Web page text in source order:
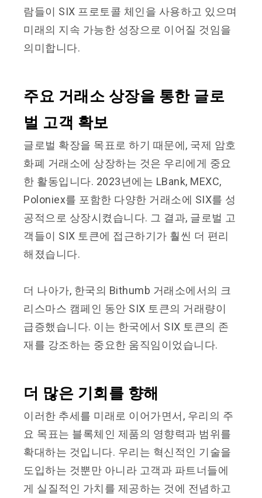
람들이 SIX 프로토콜 체인을 사용하고 있으며
미래의 지속 가능한 성장으로 이어질 것임을
의미합니다.
주요 거래소 상장을 통한 글로
벌 고객 확보
글로벌 확장을 목표로 하기 때문에, 국제 암호
화폐 거래소에 상장하는 것은 우리에게 중요
한 활동입니다. 2023년에는 LBank, MEXC,
Poloniex를 포함한 다양한 거래소에 SIX를 성
공적으로 상장시켰습니다. 그 결과, 글로벌 고
객들이 SIX 토큰에 접근하기가 훨씬 더 편리
해졌습니다.
더 나아가, 한국의 Bithumb 거래소에서의 크
리스마스 캠페인 동안 SIX 토큰의 거래량이
급증했습니다. 이는 한국에서 SIX 토큰의 존
재를 강조하는 중요한 움직임이었습니다.
더 많은 기회를 향해
이러한 추세를 미래로 이어가면서, 우리의 주
요 목표는 블록체인 제품의 영향력과 범위를
확대하는 것입니다. 우리는 혁신적인 기술을
도입하는 것뿐만 아니라 고객과 파트너들에
게 실질적인 가치를 제공하는 것에 전념하고